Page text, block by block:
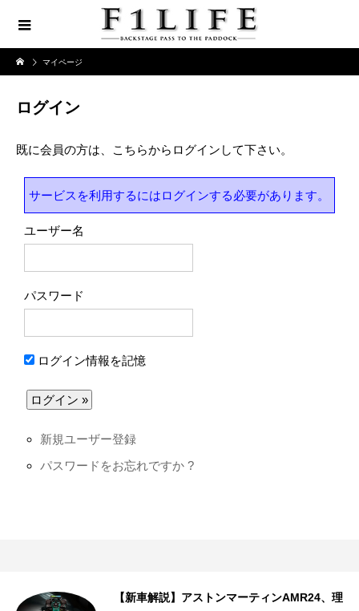
マイページ
ログイン
既に会員の方は、こちらからログインして下さい。
サービスを利用するにはログインする必要があります。
ユーザー名
パスワード
ログイン情報を記憶
新規ユーザー登録
パスワードをお忘れですか ?
【新車解説】アストンマーティンAMR24、理